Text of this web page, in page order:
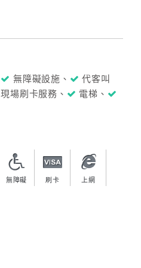
無障礙設施、
代客叫
現場刷卡服務、
電梯、
無障礙 刷卡 上網